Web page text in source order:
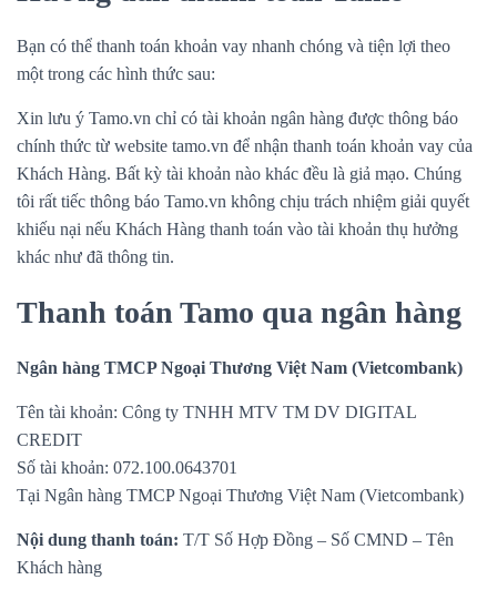
Bạn có thể thanh toán khoản vay nhanh chóng và tiện lợi theo
một trong các hình thức sau:
Xin lưu ý Tamo.vn chỉ có tài khoản ngân hàng được thông báo
chính thức từ website tamo.vn để nhận thanh toán khoản vay của
Khách Hàng. Bất kỳ tài khoản nào khác đều là giả mạo. Chúng
tôi rất tiếc thông báo Tamo.vn không chịu trách nhiệm giải quyết
khiếu nại nếu Khách Hàng thanh toán vào tài khoản thụ hưởng
khác như đã thông tin.
Thanh toán Tamo qua ngân hàng
Ngân hàng TMCP Ngoại Thương Việt Nam (Vietcombank)
Tên tài khoản: Công ty TNHH MTV TM DV DIGITAL
CREDIT
Số tài khoản: 072.100.0643701
Tại Ngân hàng TMCP Ngoại Thương Việt Nam (Vietcombank)
Nội dung thanh toán: T/T Số Hợp Đồng – Số CMND – Tên
Khách hàng